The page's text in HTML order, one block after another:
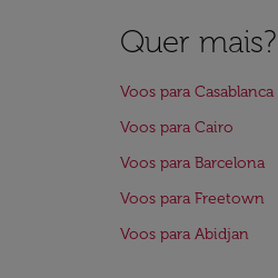
Quer
Voos para Casablanca
Voos para Cairo
Voos para Barcelona
Voos para Freetown
Voos para Abidjan